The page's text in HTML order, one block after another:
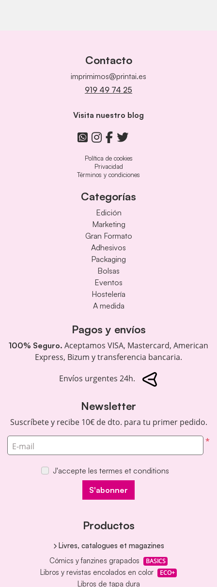
Contacto
imprimimos@printai.es
919 49 74 25
Visita nuestro blog
Política de cookies
Privacidad
Términos y condiciones
Categorías
Edición
Marketing
Gran Formato
Adhesivos
Packaging
Bolsas
Eventos
Hostelería
A medida
Pagos y envíos
100% Seguro. Aceptamos VISA, Mastercard, American
Express, Bizum y transferencia bancaria.
Envíos urgentes 24h.
Newsletter
Suscríbete y recibe 10€ de dto. para tu primer pedido.
*
E-mail
J'accepte les termes et conditions
S'abonner
Productos
Livres, catalogues et magazines
Cómics y fanzines grapados
BASICS
Libros y revistas encolados en color ECO+
Libros de tapa dura